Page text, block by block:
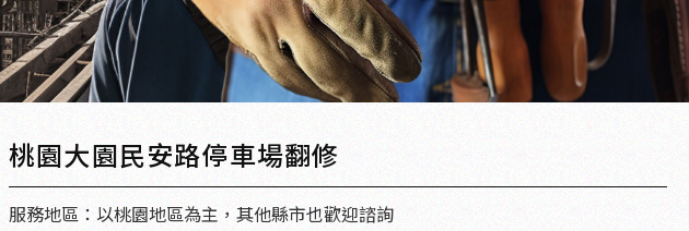
桃園大園民安路停車場翻修
服務地區：以桃園地區為主，其他縣市也歡迎諮詢